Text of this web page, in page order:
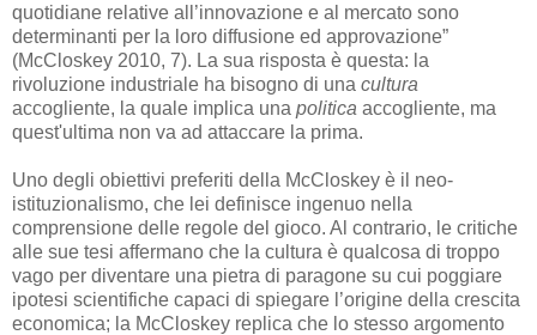
quotidiane relative all’innovazione e al mercato sono
determinanti per la loro diffusione ed approvazione”
(McCloskey 2010, 7). La sua risposta è questa: la
rivoluzione industriale ha bisogno di una cultura
accogliente, la quale implica una politica accogliente, ma
quest'ultima non va ad attaccare la prima.
Uno degli obiettivi preferiti della McCloskey è il neo-
istituzionalismo, che lei definisce ingenuo nella
comprensione delle regole del gioco. Al contrario, le critiche
alle sue tesi affermano che la cultura è qualcosa di troppo
vago per diventare una pietra di paragone su cui poggiare
ipotesi scientifiche capaci di spiegare l’origine della crescita
economica; la McCloskey replica che lo stesso argomento